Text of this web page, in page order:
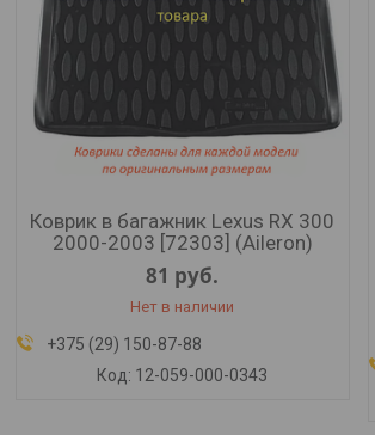
Коврик в багажник Lexus RX 300
2000-2003 [72303] (Aileron)
81 руб.
Нет в наличии
+375 (29) 150-87-88
12-059-000-0343